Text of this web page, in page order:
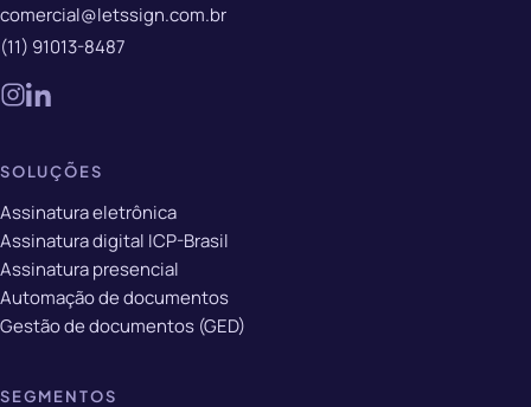
comercial@letssign.com.br
(11) 91013-8487
SOLUÇÕES
Assinatura eletrônica
Assinatura digital ICP-Brasil
Assinatura presencial
Automação de documentos
Gestão de documentos (GED)
SEGMENTOS